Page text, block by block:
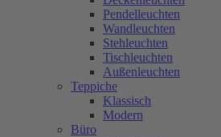
Pendelleuchten
Wandleuchten
Stehleuchten
Tischleuchten
Außenleuchten
Teppiche
Klassisch
Modern
Büro